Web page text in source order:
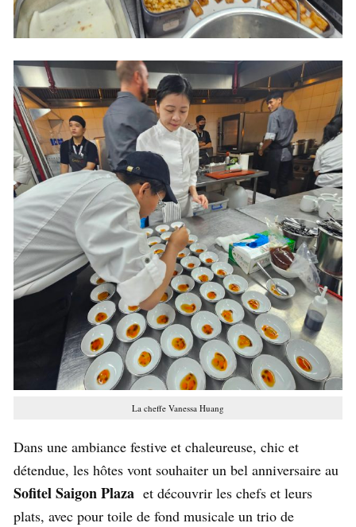
La cheffe Vanessa Huang
Dans une ambiance festive et chaleureuse, chic et
détendue, les hôtes vont souhaiter un bel anniversaire au
Sofitel Saigon Plaza et découvrir les chefs et leurs
plats, avec pour toile de fond musicale un trio de